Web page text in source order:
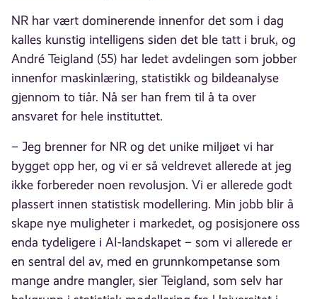
NR har vært dominerende innenfor det som i dag
kalles kunstig intelligens siden det ble tatt i bruk, og
André Teigland (55) har ledet avdelingen som jobber
innenfor maskinlæring, statistikk og bildeanalyse
gjennom to tiår. Nå ser han frem til å ta over
ansvaret for hele instituttet.
– Jeg brenner for NR og det unike miljøet vi har
bygget opp her, og vi er så veldrevet allerede at jeg
ikke forbereder noen revolusjon. Vi er allerede godt
plassert innen statistisk modellering. Min jobb blir å
skape nye muligheter i markedet, og posisjonere oss
enda tydeligere i AI-landskapet – som vi allerede er
en sentral del av, med en grunnkompetanse som
mange andre mangler, sier Teigland, som selv har